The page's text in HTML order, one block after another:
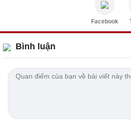
Facebook
Bình luận